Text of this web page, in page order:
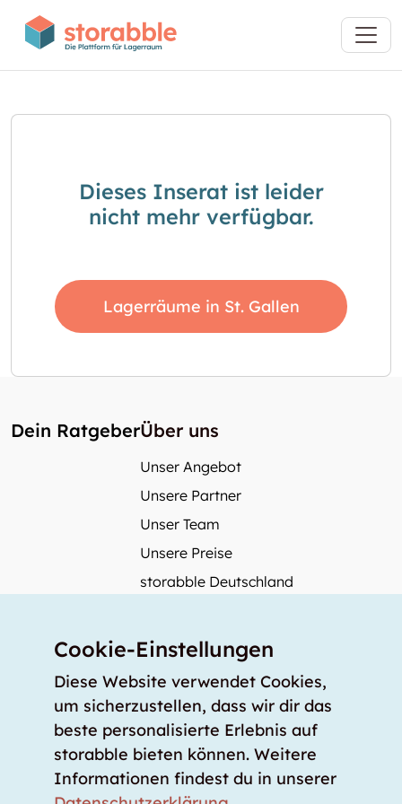
Dieses Inserat ist leider
nicht mehr verfügbar.
Lagerräume in St. Gallen
Dein RatgeberÜber uns
Unser Angebot
Unsere Partner
Unser Team
Unsere Preise
storabble Deutschland
Mehr über storabble
Medienbeiträge
Wie gross muss ein Lagerraum sein?
Was kostet ein Lagerraum?
Für Lageranbieter
Cookie-Einstellungen
Diese Website verwendet Cookies,
um sicherzustellen, dass wir dir das
beste personalisierte Erlebnis auf
storabble bieten können. Weitere
Informationen findest du in unserer